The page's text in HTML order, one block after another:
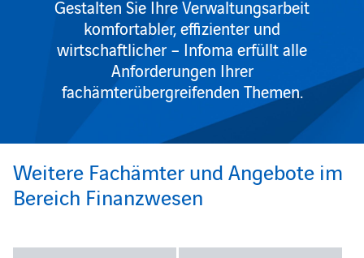
Gestalten Sie Ihre Verwaltungsarbeit
komfortabler, effizienter und
wirtschaftlicher – Infoma erfüllt alle
Anforderungen Ihrer
fachämterübergreifenden Themen.
Weitere Fachämter und Angebote im
Bereich Finanzwesen